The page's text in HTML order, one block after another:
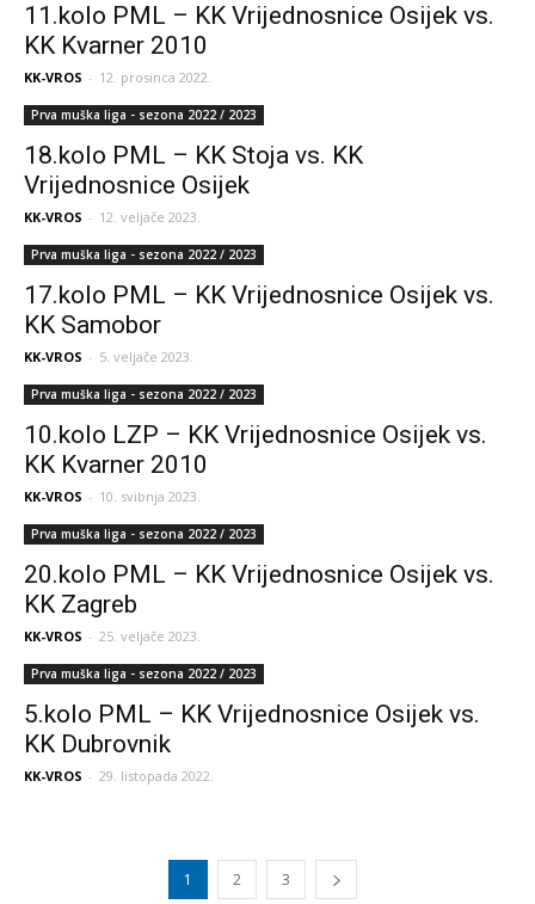
11.kolo PML – KK Vrijednosnice Osijek vs.
KK Kvarner 2010
KK-VROS - 12. prosinca 2022.
Prva muška liga - sezona 2022 / 2023
18.kolo PML – KK Stoja vs. KK
Vrijednosnice Osijek
KK-VROS - 12. veljače 2023.
Prva muška liga - sezona 2022 / 2023
17.kolo PML – KK Vrijednosnice Osijek vs.
KK Samobor
KK-VROS - 5. veljače 2023.
Prva muška liga - sezona 2022 / 2023
10.kolo LZP – KK Vrijednosnice Osijek vs.
KK Kvarner 2010
KK-VROS - 10. svibnja 2023.
Prva muška liga - sezona 2022 / 2023
20.kolo PML – KK Vrijednosnice Osijek vs.
KK Zagreb
KK-VROS - 25. veljače 2023.
Prva muška liga - sezona 2022 / 2023
5.kolo PML – KK Vrijednosnice Osijek vs.
KK Dubrovnik
KK-VROS - 29. listopada 2022.
1 2 3